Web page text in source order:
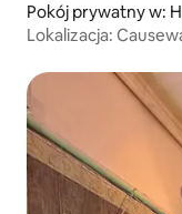
Pokój prywatny w:
Lokalizacja: